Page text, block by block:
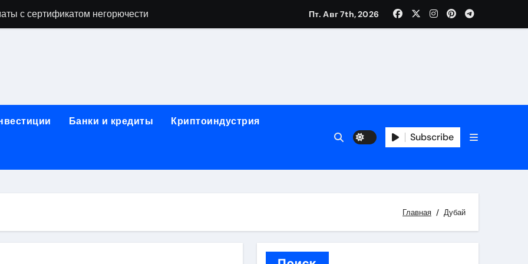
с сертификатом негорючести
и направляющих для конвейерных лент
лотков для хранения электронных компонентов
этапы строительства, проверка застройщика и сценарии оформления сделки
Пт. Авг 7th, 2026
Банки и кредиты Криптоиндустрия
Subscribe
Главная Дубай